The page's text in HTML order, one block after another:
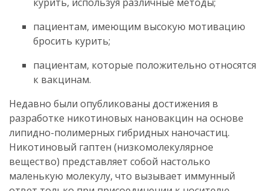
пациентам, имеющим высокую мотивацию
бросить курить;
пациентам, которые положительно относятся
к вакцинам.
Недавно были опубликованы достижения в
разработке никотиновых нановакцин на основе
липидно-полимерных гибридных наночастиц.
Никотиновый гаптен (низкомолекулярное
вещество) представляет собой настолько
маленькую молекулу, что вызывает иммунный